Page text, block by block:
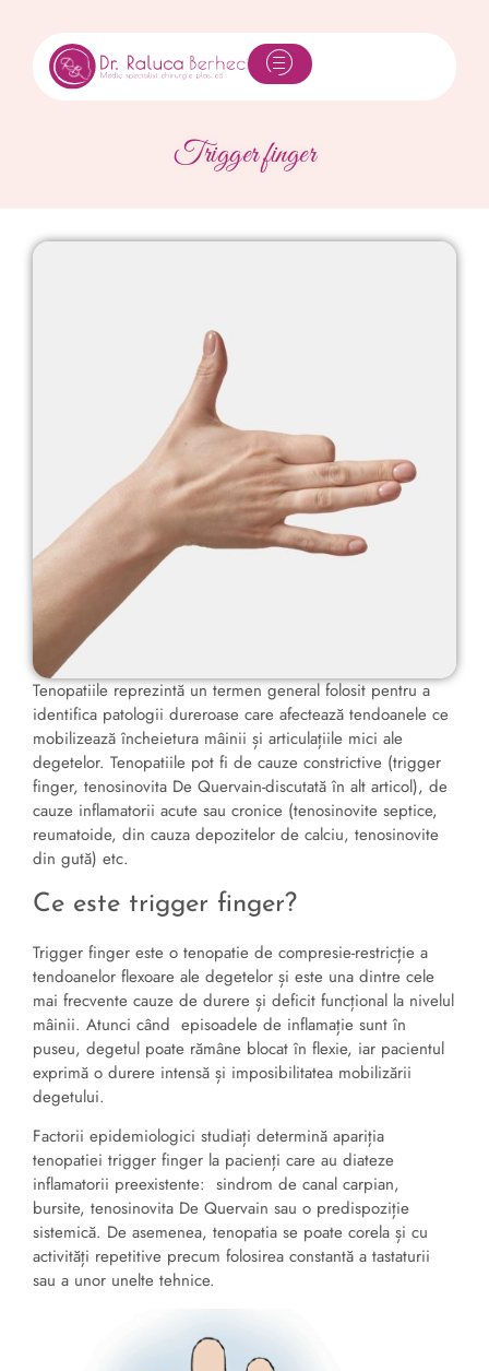
Trigger finger
Tenopatiile reprezintă un termen general folosit pentru a
identifica patologii dureroase care afectează tendoanele ce
mobilizează încheietura mâinii și articulațiile mici ale
degetelor. Tenopatiile pot fi de cauze constrictive (trigger
finger, tenosinovita De Quervain-discutată în alt articol), de
cauze inflamatorii acute sau cronice (tenosinovite septice,
reumatoide, din cauza depozitelor de calciu, tenosinovite
din gută) etc.
Ce este trigger finger?
Trigger finger este o tenopatie de compresie-restricție a
tendoanelor flexoare ale degetelor și este una dintre cele
mai frecvente cauze de durere și deficit funcțional la nivelul
mâinii. Atunci când episoadele de inflamație sunt în
puseu, degetul poate rămâne blocat în flexie, iar pacientul
exprimă o durere intensă și imposibilitatea mobilizării
degetului.
Factorii epidemiologici studiați determină apariția
tenopatiei trigger finger la pacienți care au diateze
inflamatorii preexistente: sindrom de canal carpian,
bursite, tenosinovita De Quervain sau o predispoziție
sistemică. De asemenea, tenopatia se poate corela și cu
activități repetitive precum folosirea constantă a tastaturii
sau a unor unelte tehnice.